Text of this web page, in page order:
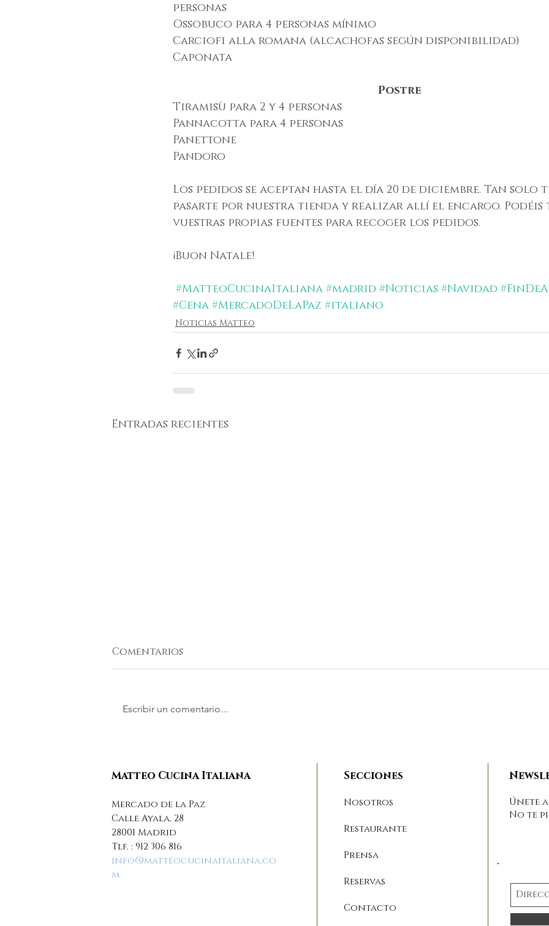
personas
Ossobuco para 4 personas mínimo
Carciofi alla romana (alcachofas según disponibilidad)
Caponata
Postre
Tiramisù para 2 y 4 personas
Pannacotta para 4 personas
Panettone
Pandoro
Los pedidos se aceptan hasta el día 20 de diciembre. Tan solo
pasarte por nuestra tienda y realizar allí el encargo. Podéis
vuestras propias fuentes para recoger los pedidos.
¡Buon Natale!
#MatteoCucinaItaliana #madrid #Noticias #Navidad
#Cena #MercadoDeLaPaz #italiano
Noticias Matteo
Entradas recientes
perfecto para esta
vuestras cenas
Comentarios
Escribir un comentario...
Matteo Cucina Italiana
Mercado de la Paz
Calle Ayala, 28
28001 Madrid
Tlf. : 912 306 816
info@matteocucinaitaliana.co
m
Secciones
Nosotros
Restaurante
Prensa
Reservas
Contacto
Únete
No te